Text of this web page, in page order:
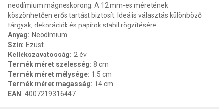
neodímium mágneskorong. A 12 mm-es méretének
köszönhetően erős tartást biztosít. Ideális választás különböző
tárgyak, dekorációk és papírok stabil rögzítésére.
Anyag: Neodímium
Szín: Ezüst
Kellékszavatosság: 2 év
Termék méret szélesség: 8 cm
Termék méret mélysége: 1.5 cm
Termék méret magasság: 14 cm
EAN : 4007219316447